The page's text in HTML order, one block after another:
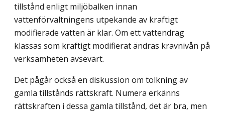
tillstånd enligt miljöbalken innan
vattenförvaltningens utpekande av kraftigt
modifierade vatten är klar. Om ett vattendrag
klassas som kraftigt modifierat ändras kravnivån på
verksamheten avsevärt.
Det pågår också en diskussion om tolkning av
gamla tillstånds rättskraft. Numera erkänns
rättskraften i dessa gamla tillstånd, det är bra, men